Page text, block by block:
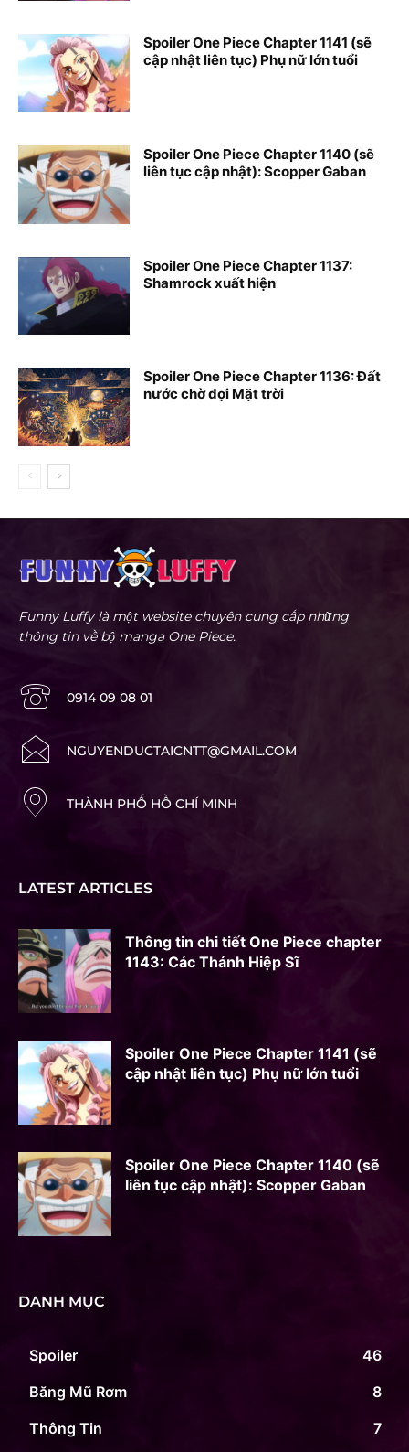
Spoiler One Piece Chapter 1141 (sẽ
cập nhật liên tục) Phụ nữ lớn tuổi
Spoiler One Piece Chapter 1140 (sẽ
liên tục cập nhật): Scopper Gaban
Spoiler One Piece Chapter 1137:
Shamrock xuất hiện
Spoiler One Piece Chapter 1136: Đất
nước chờ đợi Mặt trời
Funny Luffy là một website chuyên cung cấp những
thông tin về bộ manga One Piece.
0914 09 08 01
NGUYENDUCTAICNTT@GMAIL.COM
THÀNH PHỐ HỒ CHÍ MINH
LATEST ARTICLES
Thông tin chi tiết One Piece chapter
1143: Các Thánh Hiệp Sĩ
Spoiler One Piece Chapter 1141 (sẽ
cập nhật liên tục) Phụ nữ lớn tuổi
Spoiler One Piece Chapter 1140 (sẽ
liên tục cập nhật): Scopper Gaban
DANH MỤC
Spoiler
46
Băng Mũ Rơm
8
Thông Tin
7